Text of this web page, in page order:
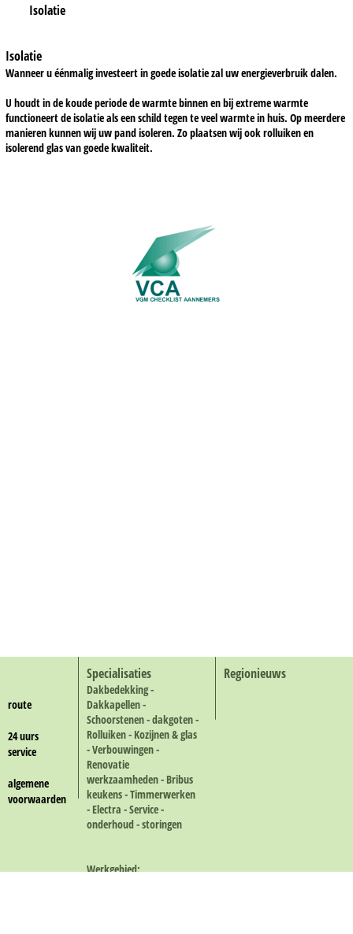
Isolatie
Isolatie
Wanneer u éénmalig investeert in goede isolatie zal uw energieverbruik dalen.
U houdt in de koude periode de warmte binnen en bij extreme warmte
functioneert de isolatie als een schild tegen te veel warmte in huis. Op meerdere
manieren kunnen wij uw pand isoleren. Zo plaatsen wij ook rolluiken en
isolerend glas van goede kwaliteit.
route
24 uurs
service
algemene
voorwaarden
Specialisaties
Dakbedekking -
Dakkapellen -
Schoorstenen - dakgoten -
Rolluiken - Kozijnen & glas
- Verbouwingen -
Renovatie
werkzaamheden - Bribus
keukens - Timmerwerken
- Electra - Service -
onderhoud - storingen
Werkgebied:
Regionieuws